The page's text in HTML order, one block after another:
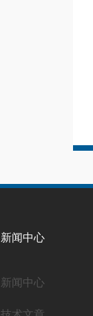
新闻中心
新闻中心